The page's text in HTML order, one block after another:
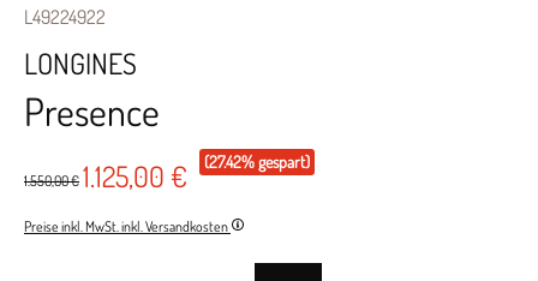
L49224922
LONGINES
Presence
1.550,00 € 1.125,00 € (27.42% gespart)
Preise inkl. MwSt. inkl. Versandkosten